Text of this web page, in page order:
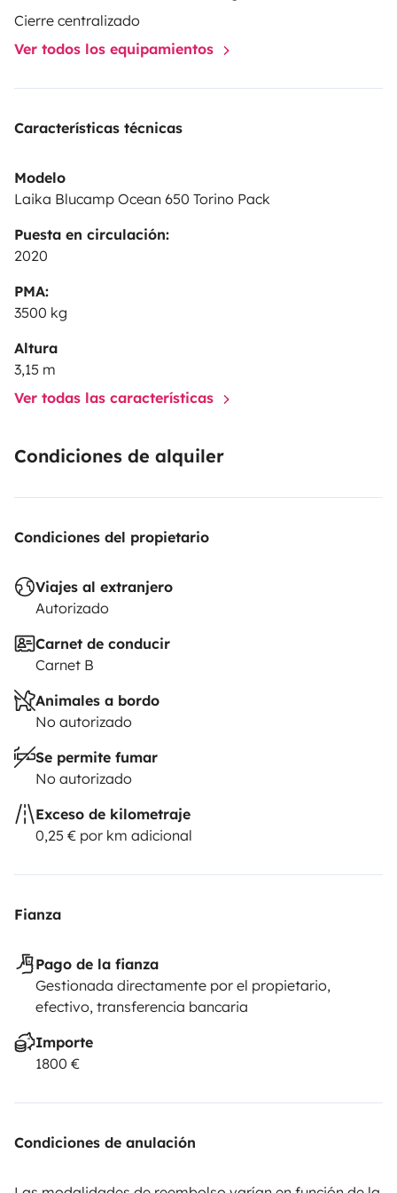
Cierre centralizado
Ver todos los equipamientos
Características técnicas
Modelo
Laika Blucamp Ocean 650 Torino Pack
Puesta en circulación:
2020
PMA:
3500 kg
Altura
3,15 m
Ver todas las características
Condiciones de alquiler
Condiciones del propietario
Viajes al extranjero
Autorizado
Carnet de conducir
Carnet B
Animales a bordo
No autorizado
Se permite fumar
No autorizado
Exceso de kilometraje
0,25 € por km adicional
Fianza
Pago de la fianza
Gestionada directamente por el propietario,
efectivo, transferencia bancaria
Importe
1800 €
Condiciones de anulación